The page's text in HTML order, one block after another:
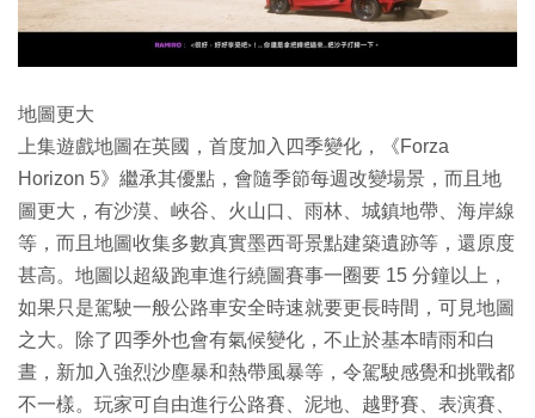
地圖更大
上集遊戲地圖在英國，首度加入四季變化，《Forza
Horizon 5》繼承其優點，會隨季節每週改變場景，而且地
圖更大，有沙漠、峽谷、火山口、雨林、城鎮地帶、海岸線
等，而且地圖收集多數真實墨西哥景點建築遺跡等，還原度
甚高。地圖以超級跑車進行繞圖賽事一圈要 15 分鐘以上，
如果只是駕駛一般公路車安全時速就要更長時間，可見地圖
之大。除了四季外也會有氣候變化，不止於基本晴雨和白
晝，新加入強烈沙塵暴和熱帶風暴等，令駕駛感覺和挑戰都
不一樣。玩家可自由進行公路賽、泥地、越野賽、表演賽、